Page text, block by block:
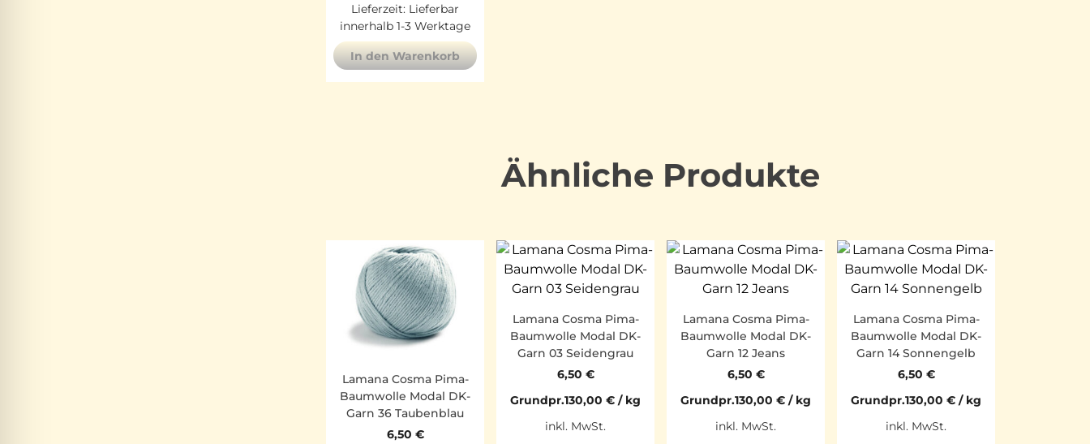
Lieferzeit: Lieferbar
innerhalb 1-3 Werktage
In den Warenkorb
Ähnliche Produkte
Lamana Cosma Pima-
Baumwolle Modal DK-
Garn 36 Taubenblau
6,50 €
Lamana Cosma Pima-
Baumwolle Modal DK-
Garn 03 Seidengrau
6,50 €
Grundpr.130,00 € / kg
inkl. MwSt.
Lamana Cosma Pima-
Baumwolle Modal DK-
Garn 12 Jeans
6,50 €
Grundpr.130,00 € / kg
inkl. MwSt.
Lamana Cosma Pima-
Baumwolle Modal DK-
Garn 14 Sonnengelb
6,50 €
Grundpr.130,00 € / kg
inkl. MwSt.